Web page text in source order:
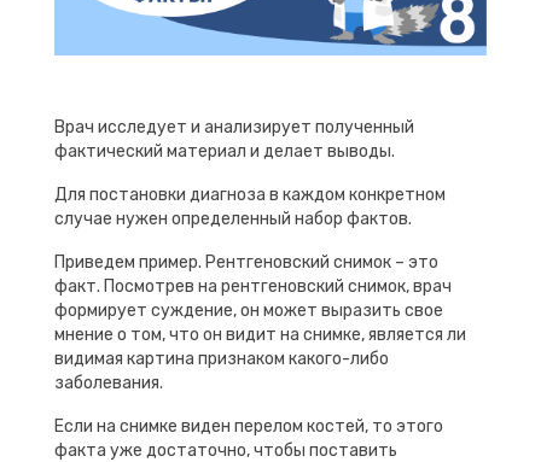
Врач исследует и анализирует полученный
фактический материал и делает выводы.
Для постановки диагноза в каждом конкретном
случае нужен определенный набор фактов.
Приведем пример. Рентгеновский снимок – это
факт. Посмотрев на рентгеновский снимок, врач
формирует суждение, он может выразить свое
мнение о том, что он видит на снимке, является ли
видимая картина признаком какого-либо
заболевания.
Если на снимке виден перелом костей, то этого
факта уже достаточно, чтобы поставить